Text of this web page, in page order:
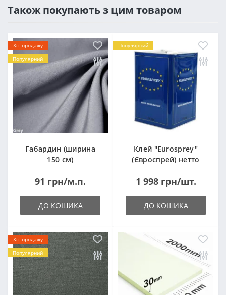
Також покупають з цим товаром
Хіт продажу
Популярний
Габардин (ширина
150 см)
91 грн/м.п.
ДО КОШИКА
Популярний
Клей "Eurosprey"
(Євроспрей) нетто
1 998 грн/шт.
ДО КОШИКА
Хіт продажу
Популярний